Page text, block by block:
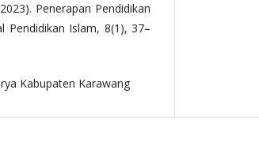
Penerapan Pendidikan
Pendidikan Islam, 8(1), 37–
Kabupaten Karawang